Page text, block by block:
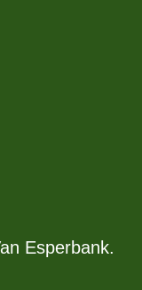
Esperbank.